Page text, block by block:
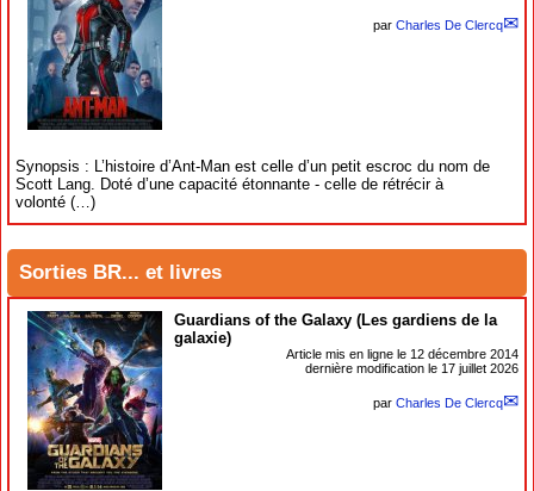
Synopsis : L’histoire d’Ant-Man est celle d’un petit escroc du nom de
Scott Lang. Doté d’une capacité étonnante - celle de rétrécir à
volonté (…)
par Charles De Clercq
Sorties BR... et livres
Guardians of the Galaxy (Les gardiens de la
galaxie)
Article mis en ligne le 12 décembre 2014
dernière modification le 17 juillet 2026
par Charles De Clercq